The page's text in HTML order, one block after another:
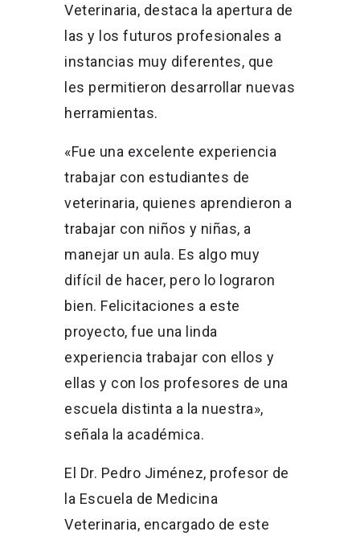
Veterinaria, destaca la apertura de
las y los futuros profesionales a
instancias muy diferentes, que
les permitieron desarrollar nuevas
herramientas.
«Fue una excelente experiencia
trabajar con estudiantes de
veterinaria, quienes aprendieron a
trabajar con niños y niñas, a
manejar un aula. Es algo muy
difícil de hacer, pero lo lograron
bien. Felicitaciones a este
proyecto, fue una linda
experiencia trabajar con ellos y
ellas y con los profesores de una
escuela distinta a la nuestra»,
señala la académica.
El Dr. Pedro Jiménez, profesor de
la Escuela de Medicina
Veterinaria, encargado de este